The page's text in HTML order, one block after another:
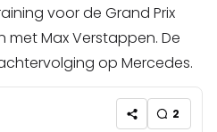
voor de Grand Prix
Max Verstappen. De
op Mercedes.
2